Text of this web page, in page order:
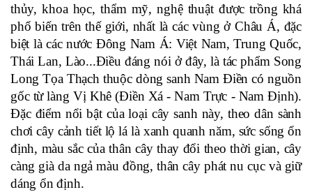
thủy, khoa học, thẩm mỹ, nghệ thuật được trồng khá
phổ biến trên thế giới, nhất là các vùng ở Châu Á, đặc
biệt là các nước Đông Nam Á: Việt Nam, Trung Quốc,
Thái Lan, Lào...Điều đáng nói ở đây, là tác phẩm Song
Long Tọa Thạch thuộc dòng sanh Nam Điền có nguồn
gốc từ làng Vị Khê (Điền Xá - Nam Trực - Nam Định).
Đặc điểm nổi bật của loại cây sanh này, theo dân sành
chơi cây cảnh tiết lộ lá là xanh quanh năm, sức sống ổn
định, màu sắc của thân cây thay đổi theo thời gian, cây
càng già da ngả màu đồng, thân cây phát nu cục và giữ
dáng ổn định.